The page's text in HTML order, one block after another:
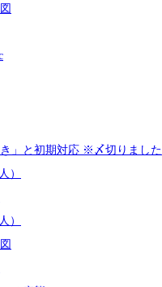
き」と初期対応 ※〆切りました
）
）